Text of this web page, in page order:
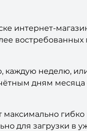
интернет-
каждую неделю,
дням месяца
максимально
для загрузки в